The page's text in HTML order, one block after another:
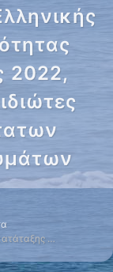
2022,
…